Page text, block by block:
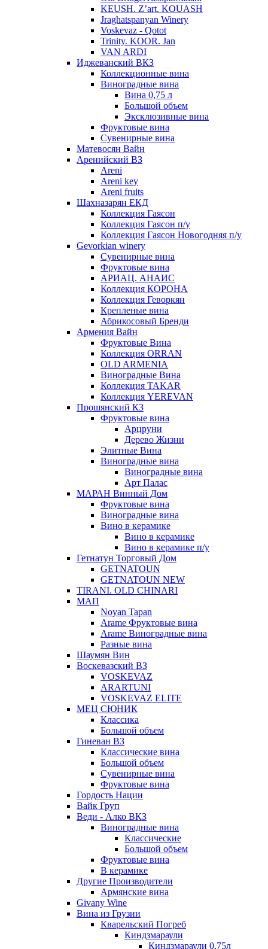
KEUSH. Z’art. KOUASH
Jraghatspanyan Winery
Voskevaz - Qotot
Trinity. KOOR. Jan
VAN ARDI
Иджеванский ВКЗ
Коллекционные вина
Виноградные вина
Вина 0,75 л
Большой объем
Эксклюзивные вина
Фруктовые вина
Cувенирные вина
Матевосян Вайн
Аренийский ВЗ
Areni
Areni key
Areni fruits
Шахназарян ЕКД
Коллекция Гаясон
Коллекция Гаясон п/у
Коллекция Гаясон Новогодняя п/у
Gevorkian winery
Сувенирные вина
Фруктовые вина
АРИАЦ. АНАИС
Коллекция КОРОНА
Коллекция Геворкян
Крепленые вина
Абрикосовый Бренди
Армения Вайн
Фруктовые Вина
Коллекция ORRAN
OLD ARMENIA
Виноградные Вина
Коллекция TAKAR
Коллекция YEREVAN
Прошянский КЗ
Фруктовые вина
Арцруни
Дерево Жизни
Элитные Вина
Виноградные вина
Виноградные вина
Арт Палас
МАРАН Винный Дом
Фруктовые вина
Виноградные вина
Вино в керамике
Вино в керамике
Вино в керамике п/у
Гетнатун Торговый Дом
GETNATOUN
GETNATOUN NEW
TIRANI. OLD CHINARI
МАП
Noyan Tapan
Arame Фруктовые вина
Arame Виноградные вина
Разные вина
Шаумян Вин
Воскевазский ВЗ
VOSKEVAZ
ARARTUNI
VOSKEVAZ ELITE
МЕЦ СЮНИК
Классика
Большой объем
Гиневан ВЗ
Классические вина
Большой объем
Сувенирные вина
Фруктовые вина
Гордость Нации
Вайк Груп
Веди - Алко ВКЗ
Виноградные вина
Классические
Большой объем
Фруктовые вина
В керамике
Другие Производители
Армянские вина
Givany Wine
Вина из Грузии
Кварельский Погреб
Киндзмараули
Киндзмараули 0,75л